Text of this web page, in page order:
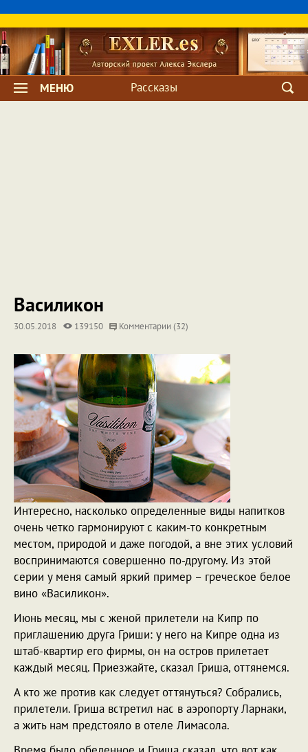
МЕНЮ Рассказы
Василикон
30.05.2018 139150 Комментарии (32)
Интересно, насколько определенные виды напитков
очень четко гармонируют с каким-то конкретным
местом, природой и даже погодой, а вне этих условий
воспринимаются совершенно по-другому. Из этой
серии у меня самый яркий пример – греческое белое
вино «Василикон».
Июнь месяц, мы с женой прилетели на Кипр по
приглашению друга Гриши: у него на Кипре одна из
штаб-квартир его фирмы, он на остров прилетает
каждый месяц. Приезжайте, сказал Гриша, оттянемся.
А кто же против как следует оттянуться? Собрались,
прилетели. Гриша встретил нас в аэропорту Ларнаки,
а жить нам предстояло в отеле Лимасола.